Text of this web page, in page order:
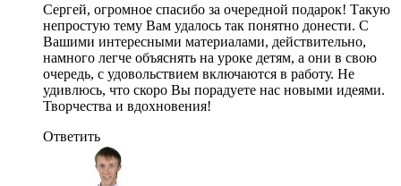
Сергей, огромное спасибо за очередной подарок! Такую
непростую тему Вам удалось так понятно донести. С
Вашими интересными материалами, действительно,
намного легче объяснять на уроке детям, а они в свою
очередь, с удовольствием включаются в работу. Не
удивлюсь, что скоро Вы порадуете нас новыми идеями.
Творчества и вдохновения!
Ответить